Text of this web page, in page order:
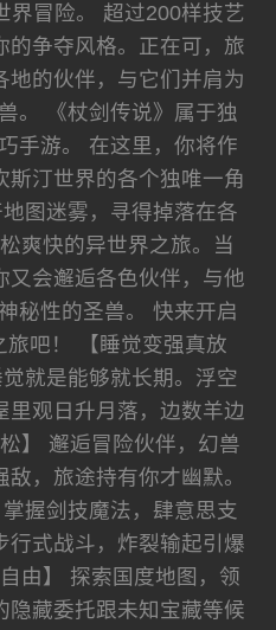
界冒险。 超过200样技艺
的争夺风格。正在可，旅
地的伙伴，与它们并肩为
。 《杖剑传说》属于独
手游。 在这里，你将作
斯汀世界的各个独唯一角
图迷雾，寻得掉落在各
爽快的异世界之旅。当
又会邂逅各色伙伴，与他
秘性的圣兽。 快来开启
吧！ 【睡觉变强真放
就是能够就长期。浮空
里观日升月落，边数羊边
】 邂逅冒险伙伴，幻兽
，旅途持有你才幽默。
握剑技魔法，肆意思支
行式战斗，炸裂输起引爆
由】 探索国度地图，领
隐藏委托跟未知宝藏等候